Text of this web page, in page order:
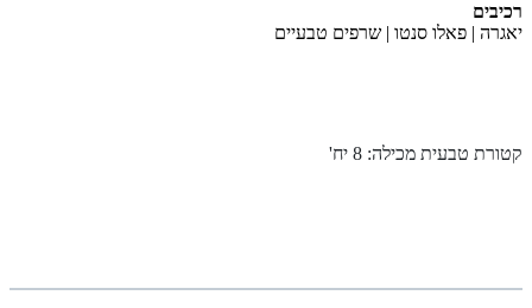
רכיבים
יאגרה | פאלו סנטו | שרפים טבעיים
קטורת טבעית מכילה: 8 יח'